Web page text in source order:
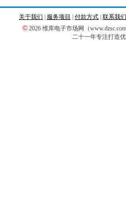
关于我们 服务项目 付款方式 联系我们
© 2026 维库电子市场网（
二十一年专注打造